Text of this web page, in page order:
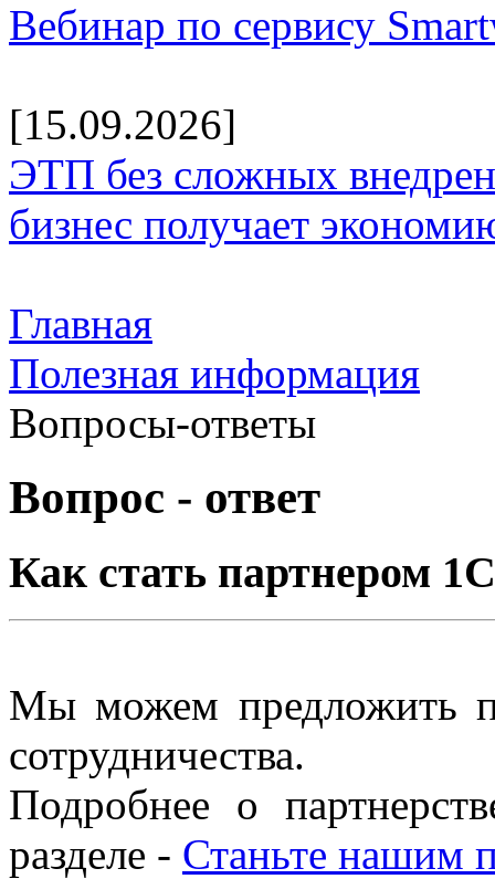
Вебинар по сервису
[15.09.2026]
ЭТП без сложных
бизнес получает
Главная
Полезная информация
Вопросы-ответы
Вопрос - ответ
Как стать партнером
Мы можем предложить
сотрудничества.
Подробнее о
разделе - Станьте нашим